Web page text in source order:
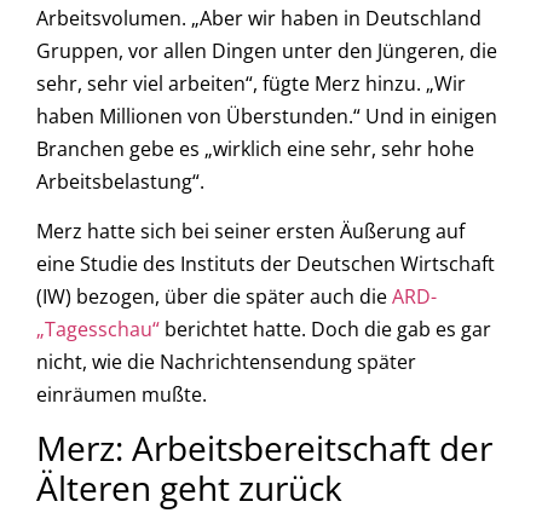
Arbeitsvolumen. „Aber wir haben in Deutschland
Gruppen, vor allen Dingen unter den Jüngeren, die
sehr, sehr viel arbeiten“, fügte Merz hinzu. „Wir
haben Millionen von Überstunden.“ Und in einigen
Branchen gebe es „wirklich eine sehr, sehr hohe
Arbeitsbelastung“.
Merz hatte sich bei seiner ersten Äußerung auf
eine Studie des Instituts der Deutschen Wirtschaft
(IW) bezogen, über die später auch dieARD-
„Tagesschau“ berichtet hatte. Doch die gab es gar
nicht, wie die Nachrichtensendung später
einräumen mußte.
Merz: Arbeitsbereitschaft der
Älteren geht zurück